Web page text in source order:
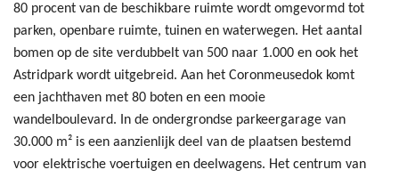
80 procent van de beschikbare ruimte wordt omgevormd tot
parken, openbare ruimte, tuinen en waterwegen. Het aantal
bomen op de site verdubbelt van 500 naar 1.000 en ook het
Astridpark wordt uitgebreid. Aan het Coronmeusedok komt
een jachthaven met 80 boten en een mooie
wandelboulevard. In de ondergrondse parkeergarage van
30.000 m² is een aanzienlijk deel van de plaatsen bestemd
voor elektrische voertuigen en deelwagens. Het centrum van